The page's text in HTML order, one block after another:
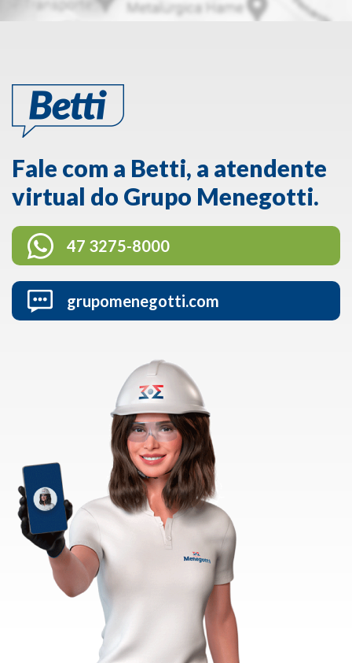
Fale com a Betti, a atendente
virtual do Grupo Menegotti.
47 3275-8000
grupomenegotti.com